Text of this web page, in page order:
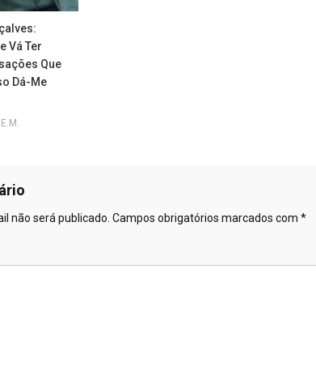
Vá Ter
Que
Dá-Me
E.M.
não será publicado. Campos obrigatórios marcados com *